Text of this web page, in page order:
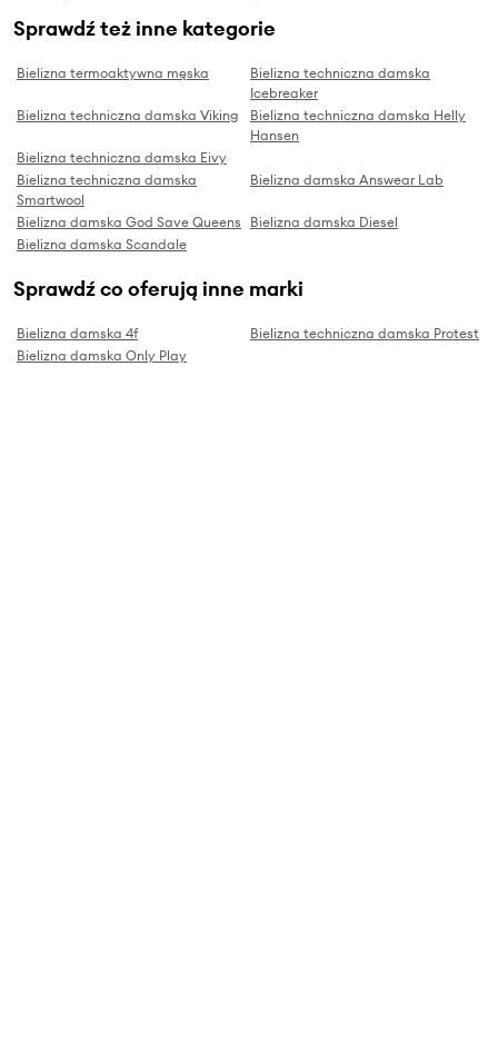
Sprawdź też inne kategorie
Bielizna termoaktywna męska
Bielizna techniczna damska
Icebreaker
Bielizna techniczna damska Viking
Bielizna techniczna damska Helly
Hansen
Bielizna techniczna damska Eivy
Bielizna techniczna damska
Smartwool
Bielizna damska Answear Lab
Bielizna damska God Save Queens
Bielizna damska Diesel
Bielizna damska Scandale
Sprawdź co oferują inne marki
Bielizna damska 4f
Bielizna techniczna damska Protest
Bielizna damska Only Play